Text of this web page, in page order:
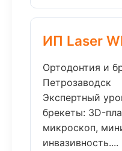
ИП Laser
Ортодонтия и
Петрозаводск
Экспертный
брекеты: 3D-
микроскоп,
инвазивность....